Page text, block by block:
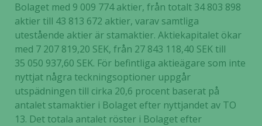
Bolaget med 9 009 774 aktier, från totalt 34 803 898
aktier till 43 813 672 aktier, varav samtliga
utestående aktier är stamaktier. Aktiekapitalet ökar
med 7 207 819,20 SEK, från 27 843 118,40 SEK till
35 050 937,60 SEK. För befintliga aktieägare som inte
nyttjat några teckningsoptioner uppgår
utspädningen till cirka 20,6 procent baserat på
antalet stamaktier i Bolaget efter nyttjandet av TO
13. Det totala antalet röster i Bolaget efter